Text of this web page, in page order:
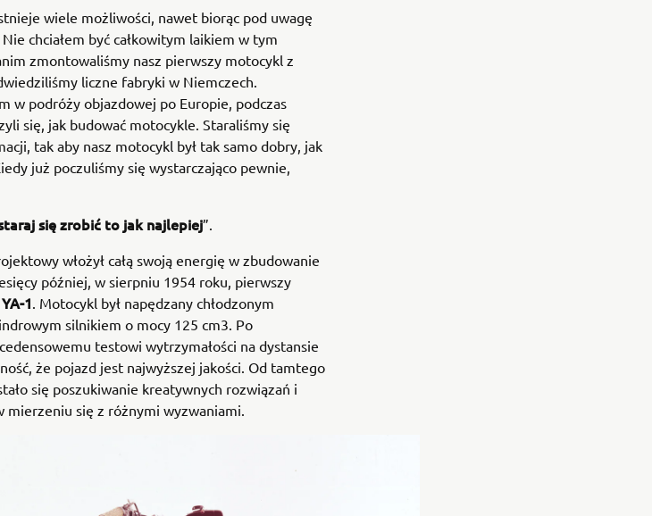
wiele możliwości, nawet biorąc pod uwagę
chciałem być całkowitym laikiem w tym
zmontowaliśmy nasz pierwszy motocykl z
liczne fabryki w Niemczech.
w podróży objazdowej po Europie, podczas
się, jak budować motocykle. Staraliśmy się
tak aby nasz motocykl był tak samo dobry, jak
już poczuliśmy się wystarczająco pewnie,
się zrobić to jak najlepiej”.
włożył całą swoją energię w zbudowanie
później, w sierpniu 1954 roku, pierwszy
YA-1. Motocykl był napędzany chłodzonym
silnikiem o mocy 125 cm3. Po
testowi wytrzymałości na dystansie
że pojazd jest najwyższej jakości. Od tamtego
się poszukiwanie kreatywnych rozwiązań i
mierzeniu się z różnymi wyzwaniami.